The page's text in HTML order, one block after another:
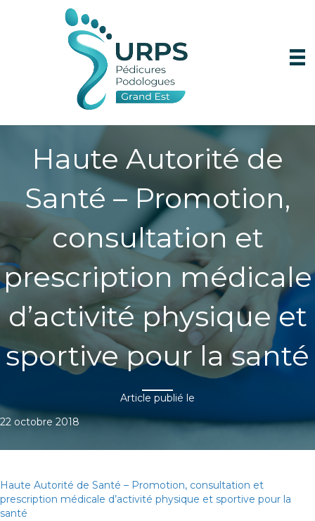
Haute Autorité de
Santé – Promotion,
consultation et
prescription médicale
d’activité physique et
sportive pour la santé
Article publié le
22 octobre 2018
Haute Autorité de Santé – Promotion, consultation et
prescription médicale d’activité physique et sportive pour la
santé